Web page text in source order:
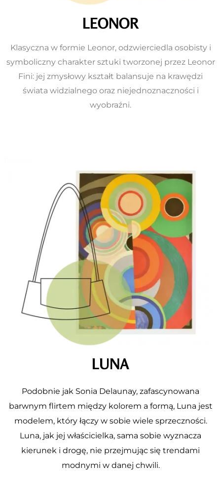
LEONOR
Klasyczna w formie Leonor, odzwierciedla osobisty i
symboliczny charakter sztuki tworzonej przez Leonor
Fini: jej zmysłowy kształt balansuje na krawędzi
świata widzialnego oraz niejednoznaczności i
wyobraźni.
LUNA
Podobnie jak Sonia Delaunay, zafascynowana
barwnym flirtem między kolorem a formą, Luna jest
modelem, który łączy w sobie wiele sprzeczności.
Luna, jak jej właścicielka, sama sobie wyznacza
kierunek i drogę, nie przejmując się trendami
modnymi w danej chwili.